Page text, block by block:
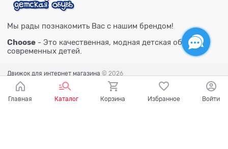
Мы рады познакомить Вас с нашим брендом!
Choose - Это качественная, модная детская обувь для
современных детей.
Движок для интернет магазина © 2026
Главная Каталог Корзина Избранное Войти